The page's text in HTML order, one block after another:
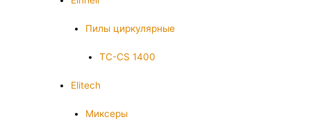
Пилы циркулярные
TC-CS 1400
Elitech
Миксеры